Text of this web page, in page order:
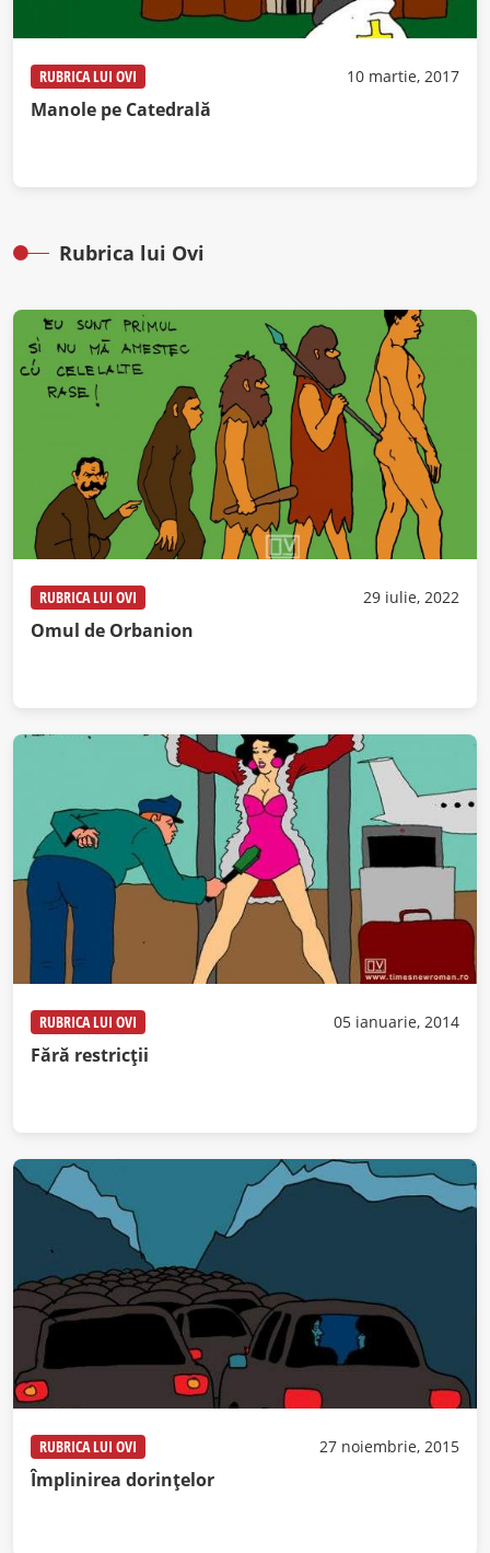
RUBRICA LUI OVI 10 martie, 2017
Manole pe Catedrală
Rubrica lui Ovi
RUBRICA LUI OVI 29 iulie, 2022
Omul de Orbanion
RUBRICA LUI OVI 05 ianuarie, 2014
Fără restricţii
RUBRICA LUI OVI 27 noiembrie, 2015
Împlinirea dorințelor